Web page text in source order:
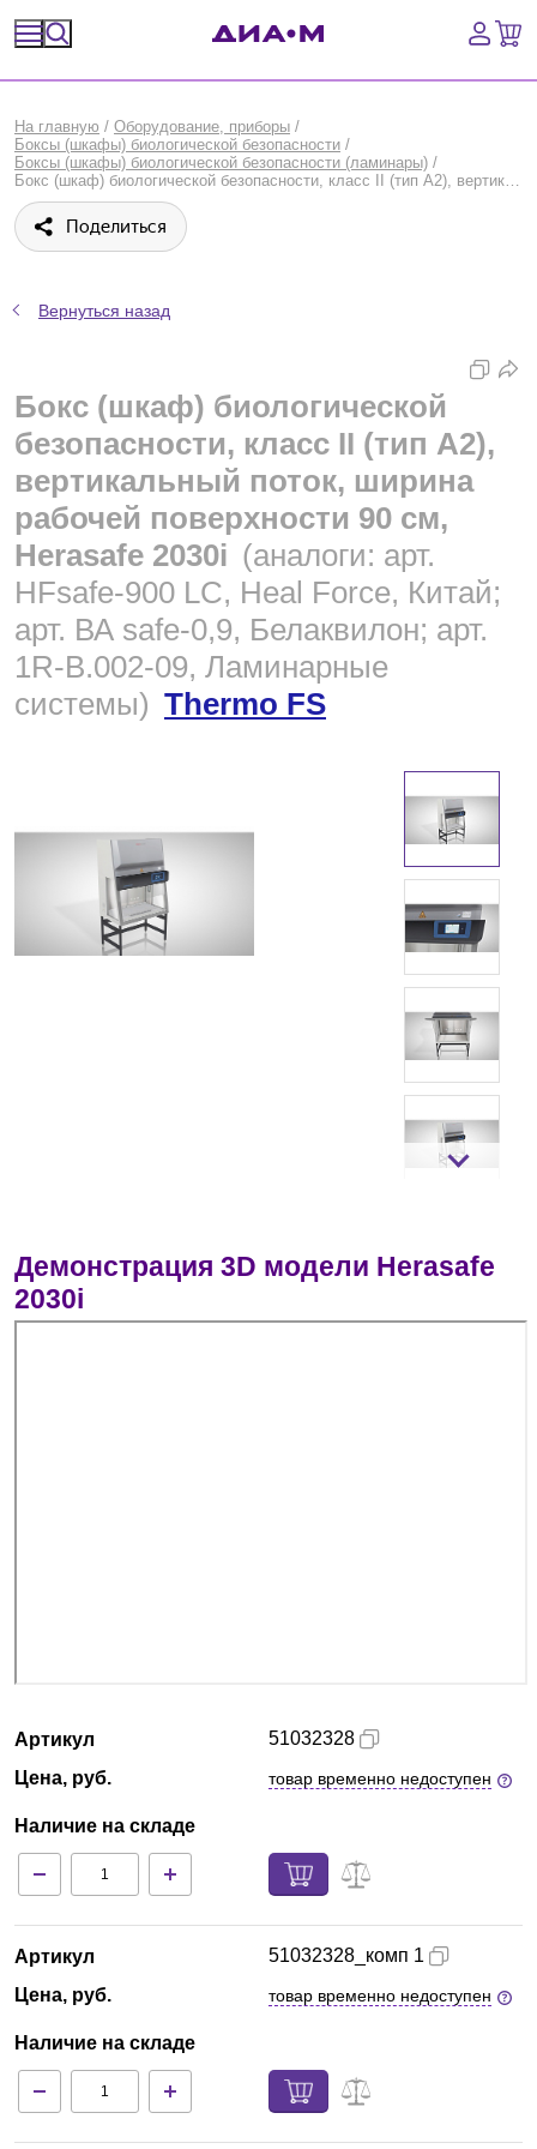
Оборудование, приборы
Расходные материалы, пластик, стекло
Предметный указатель
Войти
Сравнение
Краснодар
О компании
Новости
Партнеры
Технический сервис
На главную / Оборудование, приборы /
Боксы (шкафы) биологической безопасности /
Боксы (шкафы) биологической безопасности (ламинары) /
Бокс (шкаф) биологической безопасности, класс II (тип A2), вертикальный поток, ширина рабочей поверхности 90 см, Herasafe 2030i, Thermo FS
Поделиться
Вернуться назад
Бокс (шкаф) биологической
безопасности, класс II (тип A2),
вертикальный поток, ширина
рабочей поверхности 90 см,
Herasafe 2030i (аналоги: арт.
HFsafe-900 LC, Heal Force, Китай;
арт. ВА safe-0,9, Белаквилон; арт.
1R-B.002-09, Ламинарные
системы) Thermo FS
Артикул
Цена, руб.
Наличие на складе
51032328
товар временно недоступен
Артикул
Цена, руб.
Наличие на складе
51032328_комп 1
товар временно недоступен
Демонстрация 3D модели Herasafe
2030i